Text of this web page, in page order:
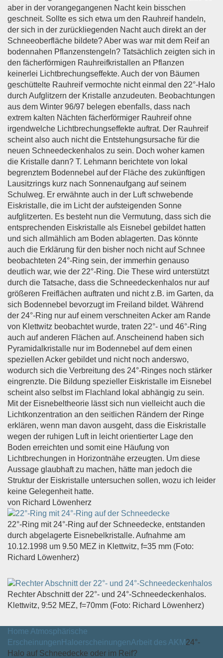
aber in der vorangegangenen Nacht kein bisschen
geschneit. Sollte es sich etwa um den Rauhreif handeln,
der sich in der zurückliegenden Nacht auch direkt an der
Schneeoberfläche bildete? Aber was war mit dem Reif an
bodennahen Pflanzenstengeln? Tatsächlich zeigten sich in
den fächerförmigen Rauhreifkristallen an Pflanzen
keinerlei Lichtbrechungseffekte. Auch der von Bäumen
geschüttelte Rauhreif vermochte nicht einmal den 22°-Halo
durch Aufglitzern der Kristalle anzudeuten. Beobachtungen
aus dem Winter 96/97 belegen ebenfalls, dass nach
extrem kalten Nächten fächerförmiger Rauhreif ohne
irgendwelche Lichtbrechungseffekte auftrat. Der Rauhreif
scheint also auch nicht die Entstehungsursache für die
neuen Schneedeckenhalos zu sein. Doch woher kamen
die Kristalle dann? T. Lehmann berichtete von lokal
begrenztem Bodennebel auf der Fläche des zukünftigen
Lausitzrings kurz nach Sonnenaufgang auf seinem
Schulweg. Er erwähnte auch in der Luft schwebende
Eiskristalle, die im Licht der aufsteigenden Sonne
aufglitzerten. Es besteht nun die Vermutung, dass sich die
entsprechenden Eiskristalle als Eisnebel gebildet hatten
und sich allmählich am Boden ablagerten. Das könnte
auch die Erklärung für den bisher noch nicht auf Schnee
beobachteten 24°-Ring sein, der immerhin genauso
deutlich war, wie der 22°-Ring. Die These wird unterstützt
durch die Tatsache, dass die Schneedeckenhalos nur auf
größeren Freiflächen auftraten und nicht z.B. im Garten, da
sich Bodennebel bevorzugt im Freiland bildet. Während
der 24°-Ring nur auf einem verschneiten Acker am Rande
von Klettwitz beobachtet wurde, traten 22°- und 46°-Ring
auch auf anderen Flächen auf. Anscheinend haben sich
Pyramidalkristalle nur im Bodennebel auf dem einen
speziellen Acker gebildet und nicht noch anderswo,
wodurch sich die Verbreitung des 24°-Ringes noch stärker
eingrenzte. Die Bildung spezieller Eiskristalle im Eisnebel
scheint also selbst im Flachland lokal abhängig zu sein.
Mit der Eisnebeltheorie lässt sich nun vielleicht auch die
Lichtkonzentration an den seitlichen Rändern der Ringe
erklären, wenn man davon ausgeht, dass die Eiskristalle
wegen der ruhigen Luft in leicht orientierter Lage den
Boden erreichten und somit eine Häufung von
Lichtbrechungen in Horizontnähe erzeugten. Um diese
Aussage glaubhaft zu machen, hätte man jedoch die
Struktur der Eiskristalle untersuchen sollen, wozu ich leider
keine Gelegenheit hatte.
von Richard Löwenherz
22°-Ring mit 24°-Ring auf der Schneedecke, entstanden
durch abgelagerte Eisnebelkristalle. Aufnahme am
10.12.1998 um 9.50 MEZ in Klettwitz, f=35 mm (Foto:
Richard Löwenherz)
Rechter Abschnitt der 22°- und 24°-Schneedeckenhalos.
Klettwitz, 9:52 MEZ, f=70mm (Foto: Richard Löwenherz)
Home Atmosphärische
Erscheinungen HaloerscheinungenArbeit des AKM24°-
Halo auf Schneedecke oder im Reif?